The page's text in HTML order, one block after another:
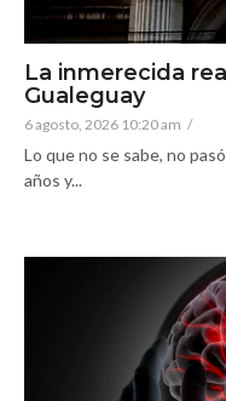
La inmerecida
Gualeguay
6 agosto, 2026 10:20 am /
Lo que no se sabe, no
años y...